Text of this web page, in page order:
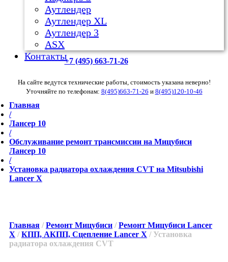
Аутлендер
Аутлендер ХL
Аутлендер 3
ASX
Контакты+7 (495) 663-71-26
На сайте ведутся технические работы, стоимость указана неверно!
Уточняйте по телефонам: 8(495)663-71-26 и 8(495)120-10-46
Главная
/
Лансер 10
/
Обслуживание ремонт трансмиссии на Мицубиси
Лансер 10
/
Установка радиатора охлаждения CVT на Mitsubishi
Lancer X
Главная / Ремонт Мицубиси / Ремонт Мицубиси Lancer
X / КПП, АКПП, Сцепление Lancer X / Установка
радиатора охлаждения CVT